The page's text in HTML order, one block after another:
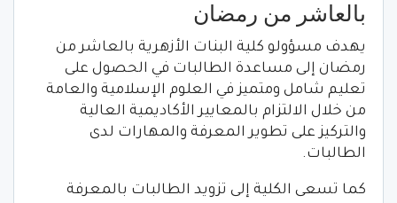
بالعاشر من رمضان
يهدف مسؤولو كلية البنات الأزهرية بالعاشر من
رمضان إلى مساعدة الطالبات في الحصول على
تعليم شامل ومتميز في العلوم الإسلامية والعامة
من خلال الالتزام بالمعايير الأكاديمية العالية
والتركيز على تطوير المعرفة والمهارات لدى
الطالبات.
كما تسعى الكلية إلى تزويد الطالبات بالمعرفة